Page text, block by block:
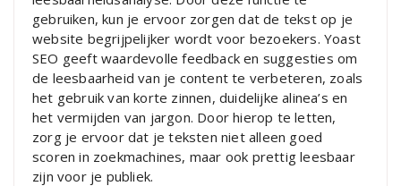
gebruiken, kun je ervoor zorgen dat de tekst op je
website begrijpelijker wordt voor bezoekers. Yoast
SEO geeft waardevolle feedback en suggesties om
de leesbaarheid van je content te verbeteren, zoals
het gebruik van korte zinnen, duidelijke alinea’s en
het vermijden van jargon. Door hierop te letten,
zorg je ervoor dat je teksten niet alleen goed
scoren in zoekmachines, maar ook prettig leesbaar
zijn voor je publiek.